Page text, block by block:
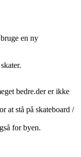
en ny
bedre.der er ikke
at stå på skateboard /
for byen.